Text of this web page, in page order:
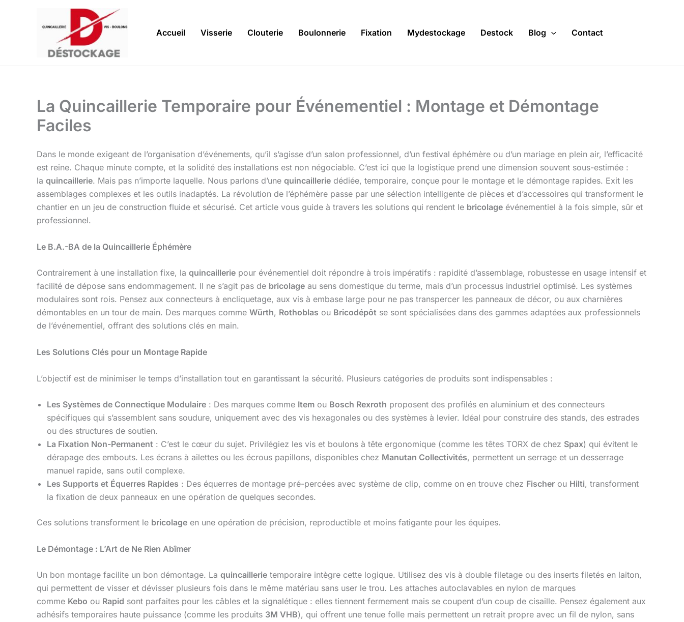
Accueil Visserie Clouterie Boulonnerie Fixation Mydestockage Destock Blog Contact
La Quincaillerie Temporaire pour Événementiel : Montage et Démontage
Faciles
Dans le monde exigeant de l’organisation d’événements, qu’il s’agisse d’un salon professionnel, d’un festival éphémère ou d’un mariage en plein air, l’efficacité
est reine. Chaque minute compte, et la solidité des installations est non négociable. C’est ici que la logistique prend une dimension souvent sous-estimée :
la quincaillerie. Mais pas n’importe laquelle. Nous parlons d’une quincaillerie dédiée, temporaire, conçue pour le montage et le démontage rapides. Exit les
assemblages complexes et les outils inadaptés. La révolution de l’éphémère passe par une sélection intelligente de pièces et d’accessoires qui transforment le
chantier en un jeu de construction fluide et sécurisé. Cet article vous guide à travers les solutions qui rendent le bricolage événementiel à la fois simple, sûr et
professionnel.
Le B.A.-BA de la Quincaillerie Éphémère
Contrairement à une installation fixe, la quincaillerie pour événementiel doit répondre à trois impératifs : rapidité d’assemblage, robustesse en usage intensif et
facilité de dépose sans endommagement. Il ne s’agit pas de bricolage au sens domestique du terme, mais d’un processus industriel optimisé. Les systèmes
modulaires sont rois. Pensez aux connecteurs à encliquetage, aux vis à embase large pour ne pas transpercer les panneaux de décor, ou aux charnières
démontables en un tour de main. Des marques comme Würth, Rothoblas ou Bricodépôt se sont spécialisées dans des gammes adaptées aux professionnels
de l’événementiel, offrant des solutions clés en main.
Les Solutions Clés pour un Montage Rapide
L’objectif est de minimiser le temps d’installation tout en garantissant la sécurité. Plusieurs catégories de produits sont indispensables :
Les Systèmes de Connectique Modulaire : Des marques comme Item ou Bosch Rexroth proposent des profilés en aluminium et des connecteurs
spécifiques qui s’assemblent sans soudure, uniquement avec des vis hexagonales ou des systèmes à levier. Idéal pour construire des stands, des estrades
ou des structures de soutien.
La Fixation Non-Permanent : C’est le cœur du sujet. Privilégiez les vis et boulons à tête ergonomique (comme les têtes TORX de chez Spax) qui évitent le
dérapage des embouts. Les écrans à ailettes ou les écrous papillons, disponibles chez Manutan Collectivités, permettent un serrage et un desserrage
manuel rapide, sans outil complexe.
Les Supports et Équerres Rapides : Des équerres de montage pré-percées avec système de clip, comme on en trouve chez Fischer ou Hilti, transforment
la fixation de deux panneaux en une opération de quelques secondes.
Ces solutions transforment le bricolage en une opération de précision, reproductible et moins fatigante pour les équipes.
Le Démontage : L’Art de Ne Rien Abîmer
Un bon montage facilite un bon démontage. La quincaillerie temporaire intègre cette logique. Utilisez des vis à double filetage ou des inserts filetés en laiton,
qui permettent de visser et dévisser plusieurs fois dans le même matériau sans user le trou. Les attaches autoclavables en nylon de marques
comme Kebo ou Rapid sont parfaites pour les câbles et la signalétique : elles tiennent fermement mais se coupent d’un coup de cisaille. Pensez également aux
adhésifs temporaires haute puissance (comme les produits 3M VHB), qui offrent une tenue folle mais permettent un retrait propre avec un fil de nylon, sans